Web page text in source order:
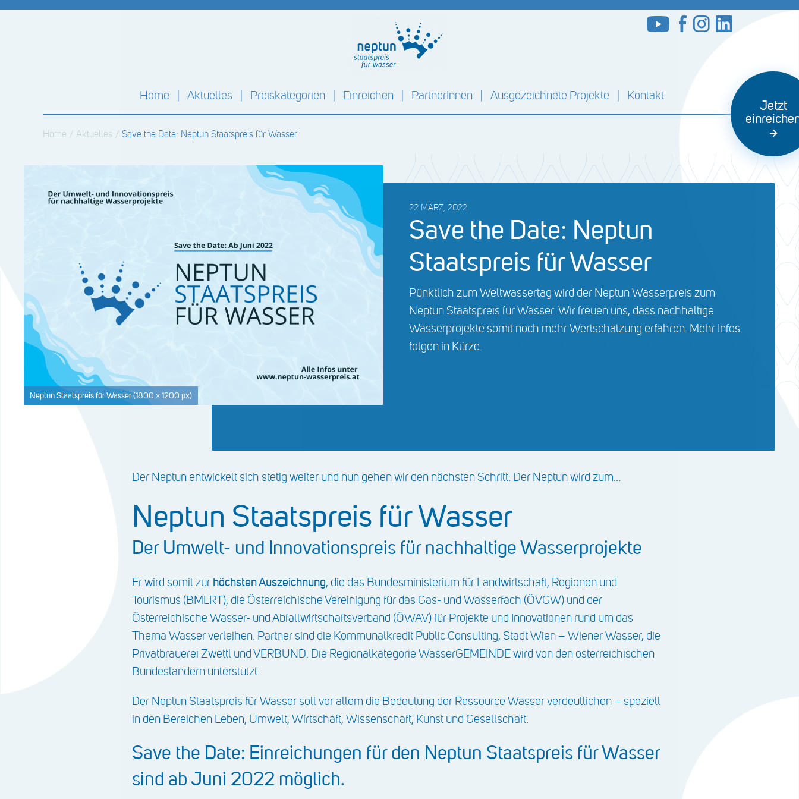
Jetzt
Home Aktuelles Preiskategorien Einreichen PartnerInnen Ausgezeichnete Projekte Kontakt
Home / Aktuelles / Save the Date: Neptun Staatspreis für Wasser
Neptun Staatspreis für Wasser (1800 × 1200 px)
22 MÄRZ, 2022
Save the Date: Neptun
Staatspreis für Wasser
Pünktlich zum Weltwassertag wird der Neptun Wasserpreis zum
Neptun Staatspreis für Wasser. Wir freuen uns, dass nachhaltige
Wasserprojekte somit noch mehr Wertschätzung erfahren. Mehr Infos
folgen in Kürze.
Der Neptun entwickelt sich stetig weiter und nun gehen wir den nächsten Schritt: Der Neptun wird zum…
Neptun Staatspreis für Wasser
Der Umwelt- und Innovationspreis für nachhaltige Wasserprojekte
Er wird somit zur höchsten Auszeichnung, die das Bundesministerium für Landwirtschaft, Regionen und
Tourismus (BMLRT), die Österreichische Vereinigung für das Gas- und Wasserfach (ÖVGW) und der
Österreichische Wasser- und Abfallwirtschaftsverband (ÖWAV) für Projekte und Innovationen rund um das
Thema Wasser verleihen. Partner sind die Kommunalkredit Public Consulting, Stadt Wien – Wiener Wasser, die
Privatbrauerei Zwettl und VERBUND. Die Regionalkategorie WasserGEMEINDE wird von den österreichischen
Bundesländern unterstützt.
Der Neptun Staatspreis für Wasser soll vor allem die Bedeutung der Ressource Wasser verdeutlichen – speziell
in den Bereichen Leben, Umwelt, Wirtschaft, Wissenschaft, Kunst und Gesellschaft.
Save the Date: Einreichungen für den Neptun Staatspreis für Wasser
sind ab Juni 2022 möglich.